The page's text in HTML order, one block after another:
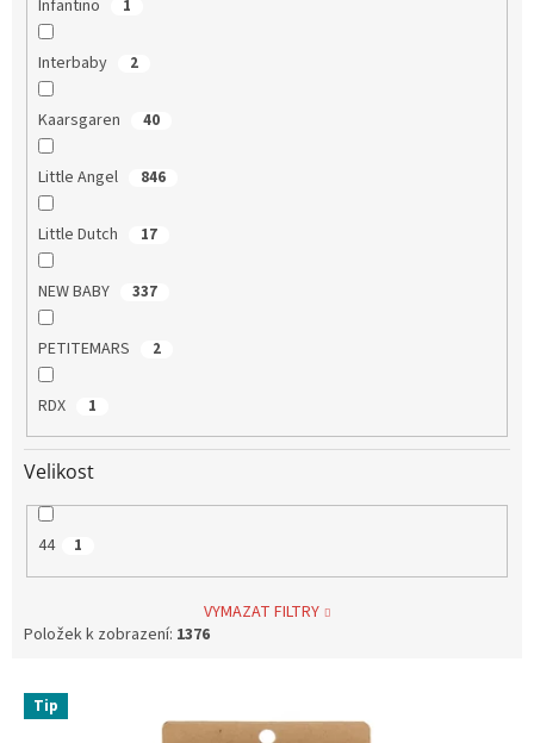
Infantino 1
Interbaby 2
Kaarsgaren 40
Little Angel 846
Little Dutch 17
NEW BABY 337
PETITEMARS 2
RDX 1
Velikost
44 1
VYMAZAT FILTRY
Položek k zobrazení: 1376
V Tip